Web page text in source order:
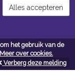
het gebruik van de
Meer over cookies.
Verberg deze melding
Alles accepteren